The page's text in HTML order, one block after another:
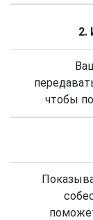
2.
чтобы